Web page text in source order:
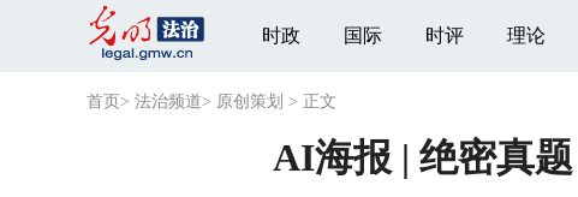
时政 国际 时评 理论
首页 > 法治频道> 原创策划 > 正文
AI海报 | 绝密真